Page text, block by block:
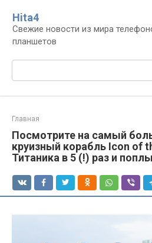
контенту
Нita4
Свежие новости из мира
планшетов
Поиск:
Главная
Посмотрите на самый
круизный корабль Icon of
Титаника в 5 (!) раз и